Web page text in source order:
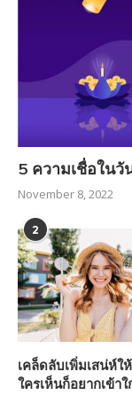
5 ความเชื่อในวั
November 8, 2022
2
เคล็ดลับเพิ่มเสน่ห์ใ
ใครเห็นก็อยากเข้าใ